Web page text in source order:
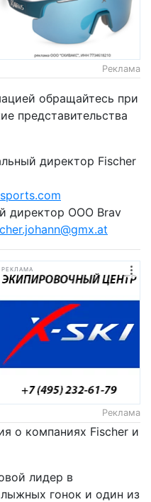
Реклама
обращайтесь при
представительства
директор Fischer
директор OOO Brav
РЕКЛАМА
Реклама
о компаниях Fischer и
лидер в
гонок и один из